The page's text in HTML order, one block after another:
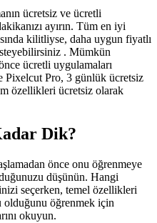
ücretsiz ve ücretli
ayırın. Tüm en iyi
kilitliyse, daha uygun fiyatlı
. Mümkün
ücretli uygulamaları
Pro, 3 günlük ücretsiz
özellikleri ücretsiz olarak
Dik?
önce onu öğrenmeye
düşünün. Hangi
seçerken, temel özellikleri
olduğunu öğrenmek için
okuyun.